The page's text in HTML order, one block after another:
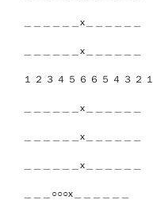
＿＿＿＿＿＿x＿＿＿＿＿＿
＿＿＿＿＿＿x＿＿＿＿＿＿
１ ２ ３ ４ ５ ６ ６ ５ ４ ３ ２ １
＿＿＿＿＿＿x＿＿＿＿＿＿
＿＿＿＿＿＿x＿＿＿＿＿＿
＿＿＿＿＿＿x＿＿＿＿＿＿
＿＿＿○○○x＿＿＿＿＿＿